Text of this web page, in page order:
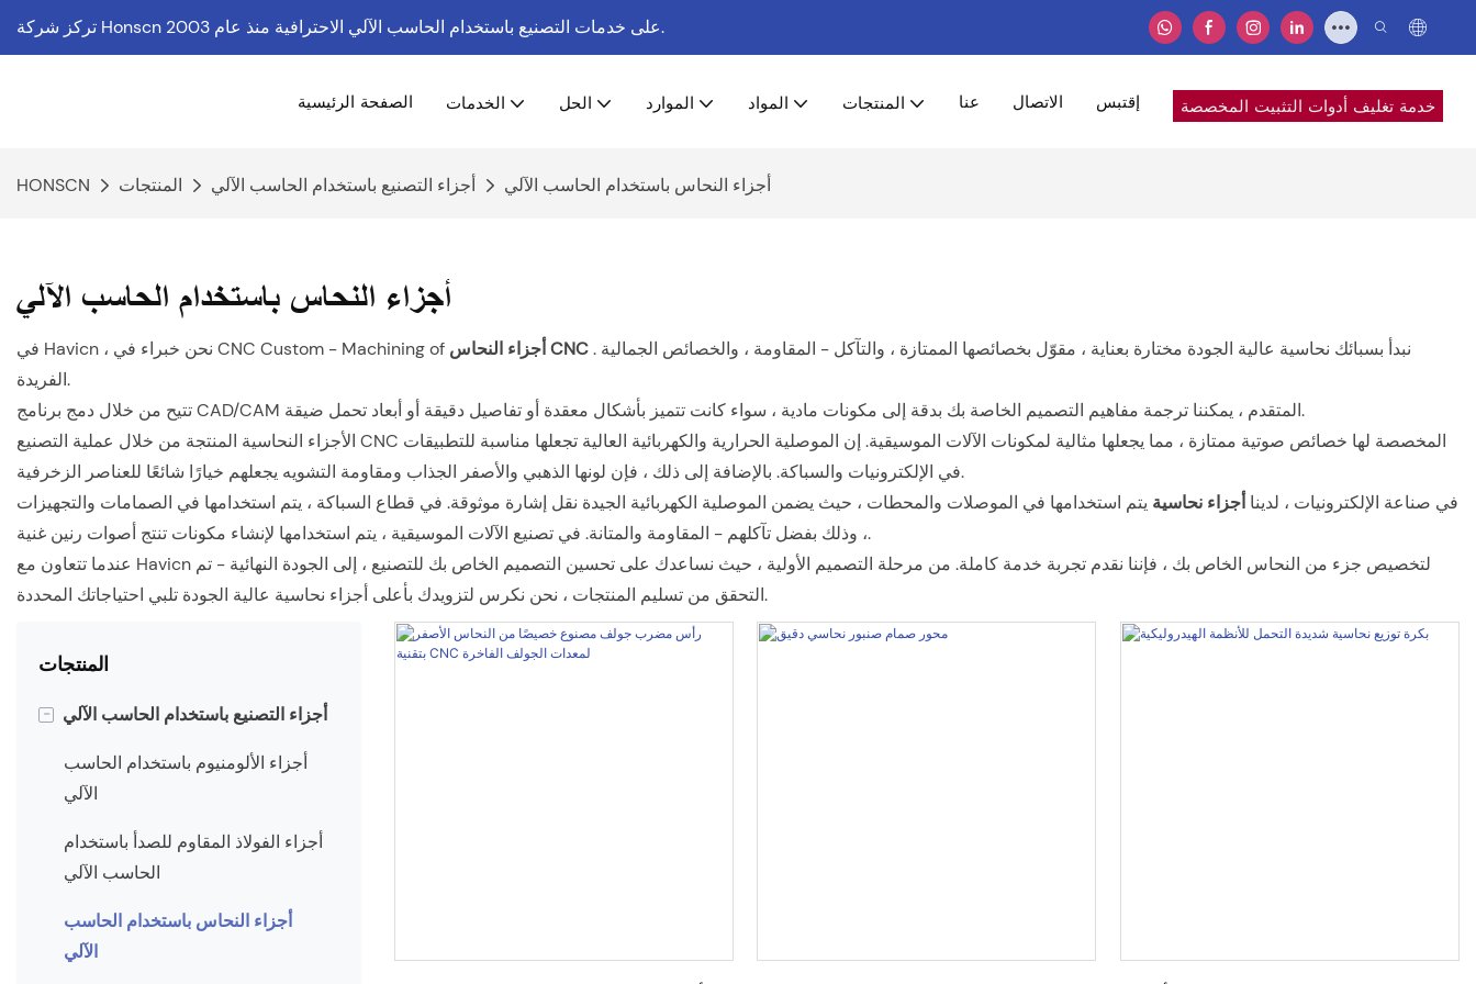
تركز شركة Honscn على خدمات التصنيع باستخدام الحاسب الآلي الاحترافيةمنذ عام 2003.
الصفحة الرئيسية الخدمات الحل الموارد المواد المنتجات عنا الاتصال إقتبس خدمة تغليف أدوات التثبيت المخصصة
HONSCN المنتجات أجزاء التصنيع باستخدام الحاسب الآلي أجزاء النحاس باستخدام الحاسب الآلي
أجزاء النحاس باستخدام الحاسب الآلي
في Havicn ، نحن خبراء في CNC Custom - Machining of أجزاء النحاس CNC. نبدأ بسبائك نحاسية عالية الجودة مختارة بعناية ، مقوّل بخصائصها الممتازة ، والتآكل - المقاومة ، والخصائص الجمالية
الفريدة.
تتيح من خلال دمج برنامج CAD/CAM المتقدم ، يمكننا ترجمة مفاهيم التصميم الخاصة بك بدقة إلى مكونات مادية ، سواء كانت تتميز بأشكال معقدة أو تفاصيل دقيقة أو أبعاد تحمل ضيقة.
الأجزاء النحاسية المنتجة من خلال عملية التصنيع CNC المخصصة لها خصائص صوتية ممتازة ، مما يجعلها مثالية لمكونات الآلات الموسيقية. إن الموصلية الحرارية والكهربائية العالية تجعلها مناسبة للتطبيقات
في الإلكترونيات والسباكة. بالإضافة إلى ذلك ، فإن لونها الذهبي والأصفر الجذاب ومقاومة التشويه يجعلهم خيارًا شائعًا للعناصر الزخرفية.
في صناعة الإلكترونيات ، لدينا أجزاء نحاسية يتم استخدامها في الموصلات والمحطات ، حيث يضمن الموصلية الكهربائية الجيدة نقل إشارة موثوقة. في قطاع السباكة ، يتم استخدامها في الصمامات والتجهيزات
، وذلك بفضل تآكلهم - المقاومة والمتانة. في تصنيع الآلات الموسيقية ، يتم استخدامها لإنشاء مكونات تنتج أصوات رنين غنية.
عندما تتعاون مع Havicn لتخصيص جزء من النحاس الخاص بك ، فإننا نقدم تجربة خدمة كاملة. من مرحلة التصميم الأولية ، حيث نساعدك على تحسين التصميم الخاص بك للتصنيع ، إلى الجودة النهائية - تم
التحقق من تسليم المنتجات ، نحن نكرس لتزويدك بأعلى أجزاء نحاسية عالية الجودة تلبي احتياجاتك المحددة.
المنتجات
- أجزاء التصنيع باستخدام الحاسب الآلي
أجزاء الألومنيوم باستخدام الحاسب
الآلي
أجزاء الفولاذ المقاوم للصدأ باستخدام
الحاسب الآلي
أجزاء النحاس باستخدام الحاسب
الآلي